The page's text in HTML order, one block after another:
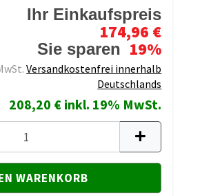
Ihr Einkaufspreis
174,96 €
Sie sparen 19%
Versandkostenfrei innerhalb
Deutschlands
208,20 € inkl. 19% MwSt.